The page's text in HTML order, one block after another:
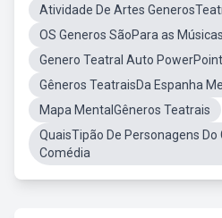
Atividade De Artes
OS Generos SãoPara as
Genero Teatral Auto PowerPoint
Gêneros TeatraisDa Espanha
Mapa MentalGêneros Teatrais
QuaisTipão De Personagens Do
Comédia